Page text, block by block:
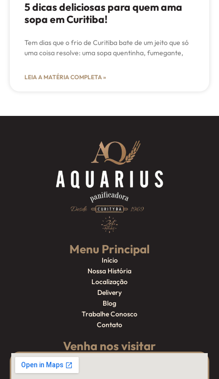
5 dicas deliciosas para quem ama
sopa em Curitiba!
Tem dias que o frio de Curitiba bate de um jeito que só
uma coisa resolve: uma sopa quentinha, fumegante,
LEIA A MATÉRIA COMPLETA »
Menu Principal
Início
Nossa História
Localização
Delivery
Blog
Trabalhe Conosco
Contato
Venha nos visitar